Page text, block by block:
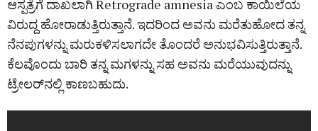
ಆಸ್ಪತ್ರೆಗೆ ದಾಖಲಾಗಿ Retrograde amnesia ಎಂಬ ಕಾಯಿಲೆಯ
ವಿರುದ್ದ ಹೋರಾಡುತ್ತಿರುತ್ತಾನೆ. ಇದರಿಂದ ಅವನು ಮರೆತುಹೋದ ತನ್ನ
ನೆನಪುಗಳನ್ನು ಮರುಕಳಿಸಲಾಗದೇ ತೊಂದರೆ ಅನುಭವಿಸುತ್ತಿರುತ್ತಾನೆ.
ಕೆಲವೊಂದು ಬಾರಿ ತನ್ನ ಮಗಳನ್ನು ಸಹ ಅವನು ಮರೆಯುವುದನ್ನು
ಟ್ರೇಲರ್‌ನಲ್ಲಿ ಕಾಣಬಹುದು.